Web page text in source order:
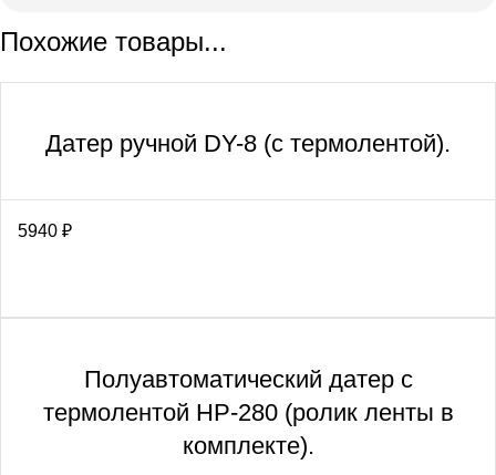
Похожие товары...
Датер ручной DY-8 (с термолентой).
5940 ₽
Полуавтоматический датер с
термолентой НР-280 (ролик ленты в
комплекте).